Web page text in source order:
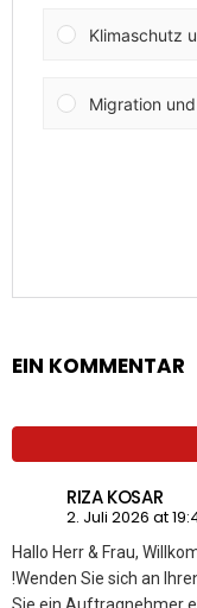
EIN KOMMENTAR
RIZA KOSAR
2. Juli 2026 at
Hallo Herr & Frau,
!Wenden Sie sich an
Sie ein Auftragnehmer